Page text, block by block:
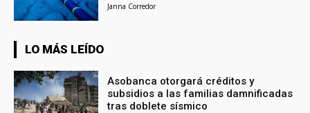
Janna Corredor
LO MÁS LEÍDO
Asobanca otorgará créditos y
subsidios a las familias damnificadas
tras doblete sísmico